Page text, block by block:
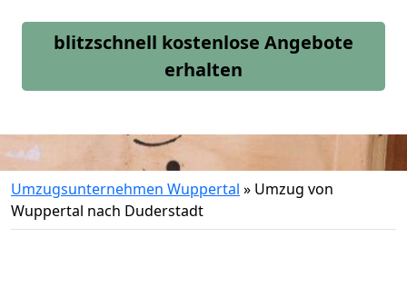
blitzschnell kostenlose Angebote
erhalten
Umzugsunternehmen Wuppertal » Umzug von
Wuppertal nach Duderstadt